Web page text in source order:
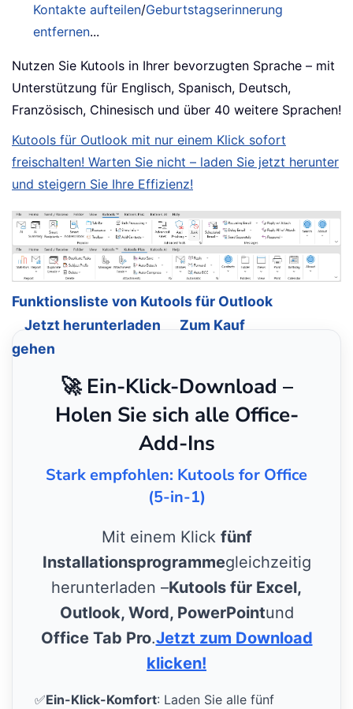
Kontakte aufteilen/Geburtstagserinnerung
entfernen...
Nutzen Sie Kutools in Ihrer bevorzugten Sprache – mit
Unterstützung für Englisch, Spanisch, Deutsch,
Französisch, Chinesisch und über 40 weitere Sprachen!
Kutools für Outlook mit nur einem Klick sofort
freischalten! Warten Sie nicht – laden Sie jetzt herunter
und steigern Sie Ihre Effizienz!
Funktionsliste von Kutools für Outlook
Jetzt herunterladen
Zum Kauf
gehen
🚀 Ein-Klick-Download –
Holen Sie sich alle Office-
Add-Ins
Stark empfohlen: Kutools for Office
(5-in-1)
Mit einem Klick fünf
Installationsprogrammegleichzeitig
herunterladen –Kutools für Excel,
Outlook, Word, PowerPointund
Office Tab Pro.Jetzt zum Download
klicken!
✅Ein-Klick-Komfort: Laden Sie alle fünf